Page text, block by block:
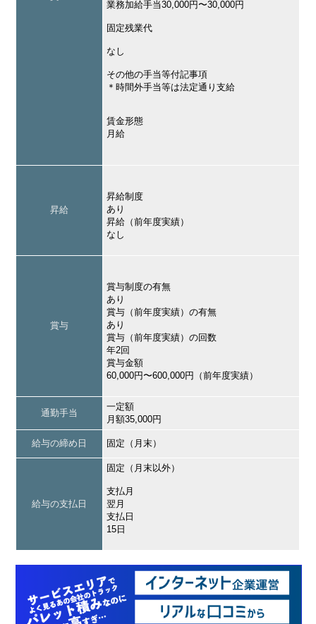
業務加給手当30,000円〜30,000円
固定残業代
なし
その他の手当等付記事項
＊時間外手当等は法定通り支給
賃金形態
月給
昇給
昇給制度
あり
昇給（前年度実績）
なし
賞与
賞与制度の有無
あり
賞与（前年度実績）の有無
あり
賞与（前年度実績）の回数
年2回
賞与金額
60,000円〜600,000円（前年度実績）
通勤手当
一定額
月額35,000円
給与の締め日 固定（月末）
給与の支払日
固定（月末以外）
支払月
翌月
支払日
15日